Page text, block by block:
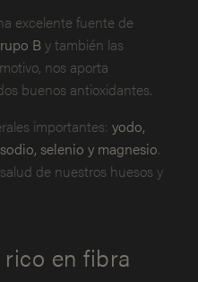
excelente fuente de
By también las
nos aporta
buenos antioxidantes.
importantes: yodo,
selenio y magnesio.
de nuestros huesos y
en fibra